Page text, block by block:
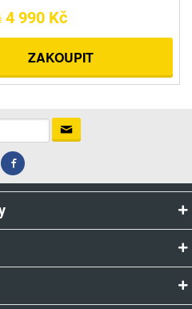
4 990 Kč
ZAKOUPIT